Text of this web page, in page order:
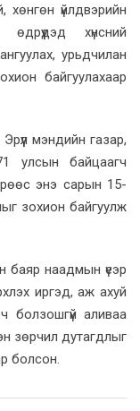
хөнгөн үйлдвэрийн
хүнсний
урьдчилан
байгуулахаар
мэндийн газар,
улсын байцаагч
энэ сарын 15-
зохион байгуулж
баяр наадмын үеэр
иргэд, аж ахуй
болзошгүй аливаа
зөрчил дутагдлыг
болсон.